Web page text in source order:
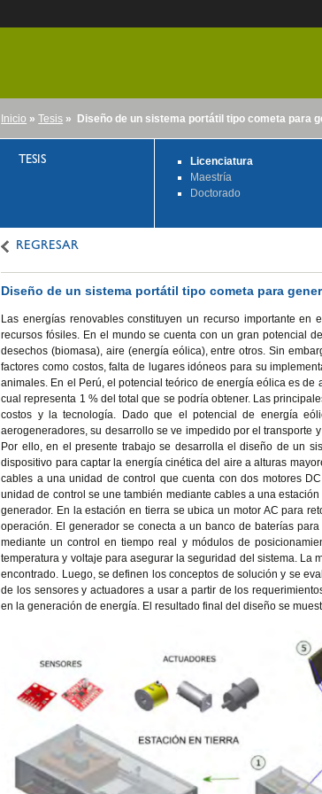
Inicio »Tesis » Diseño de un sistema portátil tipo cometa para
TESIS
Licenciatura
Maestría
Doctorado
REGRESAR
Diseño de un sistema portátil tipo cometa para
Las energías renovables constituyen un recurso importante
recursos fósiles. En el mundo se cuenta con un gran potencial
desechos (biomasa), aire (energía eólica), entre otros. Sin
factores como costos, falta de lugares idóneos para su
animales. En el Perú, el potencial teórico de energía eólica es
cual representa 1 % del total que se podría obtener. Las
costos y la tecnología. Dado que el potencial de energía
aerogeneradores, su desarrollo se ve impedido por el transporte
Por ello, en el presente trabajo se desarrolla el diseño de un
dispositivo para captar la energía cinética del aire a alturas
cables a una unidad de control que cuenta con dos motores
unidad de control se une también mediante cables a una
generador. En la estación en tierra se ubica un motor AC para
operación. El generador se conecta a un banco de baterías
mediante un control en tiempo real y módulos de
temperatura y voltaje para asegurar la seguridad del sistema. La
encontrado. Luego, se definen los conceptos de solución y se
de los sensores y actuadores a usar a partir de los
en la generación de energía. El resultado final del diseño se